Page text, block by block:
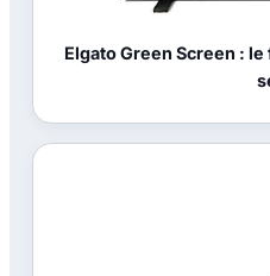
Elgato Green Screen :